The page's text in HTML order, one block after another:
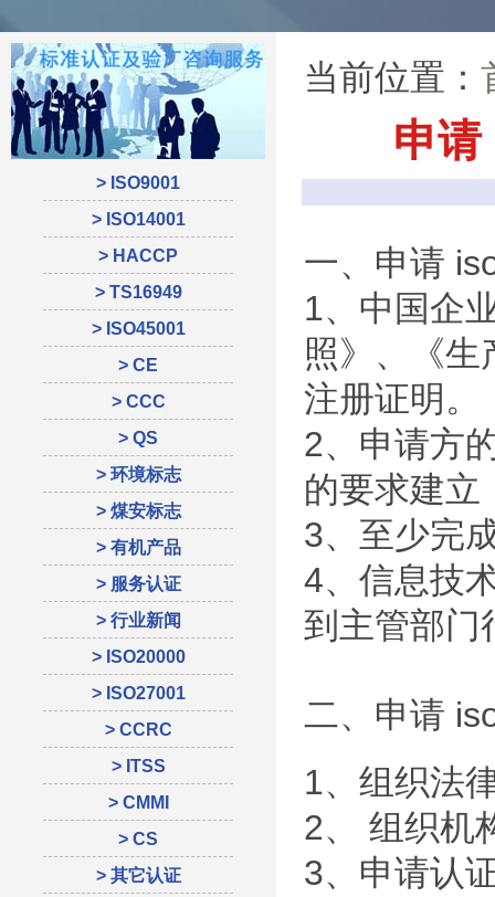
> ISO9001
> ISO14001
> HACCP
> TS16949
> ISO45001
> CE
> CCC
> QS
> 环境标志
> 煤安标志
> 有机产品
> 服务认证
> 行业新闻
> ISO20000
> ISO27001
> CCRC
> ITSS
> CMMI
> CS
> 其它认证
当前位置：
申
一、申请
1、中国企
照》、《生
注册证明。
2、申请方
的要求建
3、至少完
4、信息技
到主管部
二、申请
1、组织法
2、 组织机
3、申请认